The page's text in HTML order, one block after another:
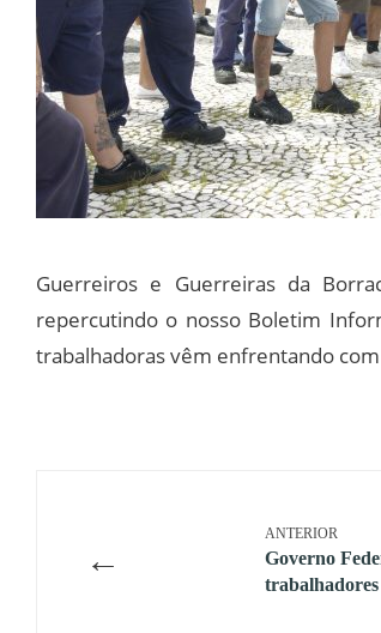
Guerreiros e Guerreiras da
repercutindo o nosso Boletim
trabalhadoras vêm enfrentando
←
ANTERIOR
Governo
trabalhadores